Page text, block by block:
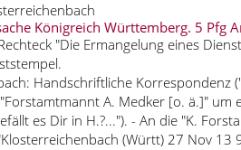
Königreich Württemberg. 5 Pfg
"Die Ermangelung eines
Handschriftliche Korrespondenz
A. Medker [o. ä.]" um
es Dir in H.?..."). - An die "K.
(Württ) 27 Nov